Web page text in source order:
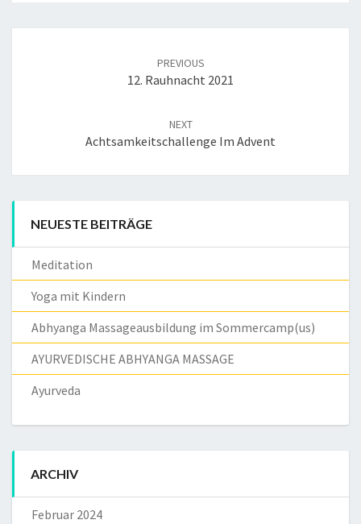
PREVIOUS
12. Rauhnacht 2021
NEXT
Achtsamkeitschallenge Im Advent
NEUESTE BEITRÄGE
Meditation
Yoga mit Kindern
Abhyanga Massageausbildung im Sommercamp(us)
AYURVEDISCHE ABHYANGA MASSAGE
Ayurveda
ARCHIV
Februar 2024